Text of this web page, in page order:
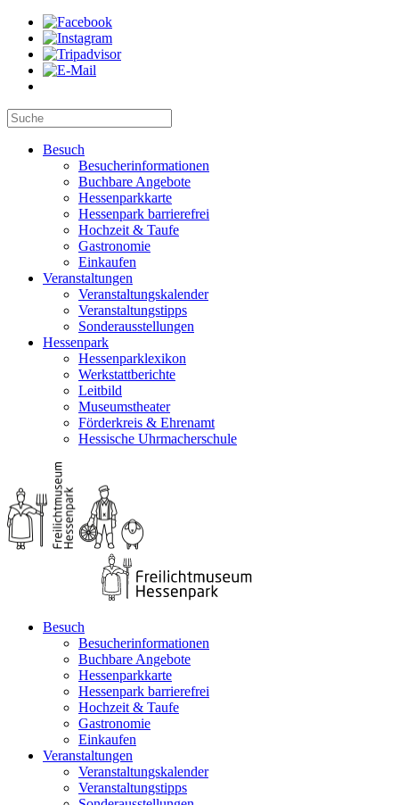
Besuch
Besucherinformationen
Buchbare Angebote
Hessenparkkarte
Hessenpark barrierefrei
Hochzeit & Taufe
Gastronomie
Einkaufen
Veranstaltungen
Veranstaltungskalender
Veranstaltungstipps
Sonderausstellungen
Hessenpark
Hessenparklexikon
Werkstattberichte
Leitbild
Museumstheater
Förderkreis & Ehrenamt
Hessische Uhrmacherschule
Besuch
Besucherinformationen
Buchbare Angebote
Hessenparkkarte
Hessenpark barrierefrei
Hochzeit & Taufe
Gastronomie
Einkaufen
Veranstaltungen
Veranstaltungskalender
Veranstaltungstipps